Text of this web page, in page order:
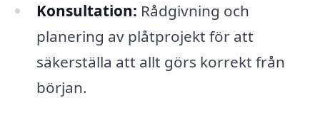
Konsultation: Rådgivning och
planering av plåtprojekt för att
säkerställa att allt görs korrekt från
början.